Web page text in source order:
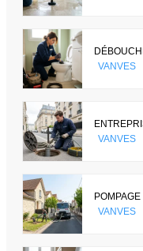
VANVES
VANVES
VANVES